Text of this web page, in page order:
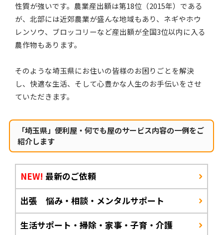
性質が強いです。農業産出額は第18位（2015年）である
が、北部には近郊農業が盛んな地域もあり、ネギやホウ
レンソウ、ブロッコリーなど産出額が全国3位以内に入る
農作物もあります。
そのような埼玉県にお住いの皆様のお困りごとを解決
し、快適な生活、そして心豊かな人生のお手伝いをさせ
ていただきます。
「埼玉県」便利屋・何でも屋のサービス内容の一例をご
紹介します
NEW! 最新のご依頼
出張 悩み・相談・メンタルサポート
生活サポート・掃除・家事・子育・介護